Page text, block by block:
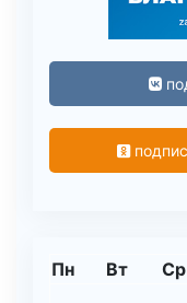
Пн Вт Ср